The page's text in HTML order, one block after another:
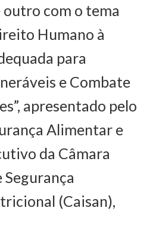
com o tema
Humano à
para
e Combate
apresentado pelo
Alimentar e
da Câmara
(Caisan),